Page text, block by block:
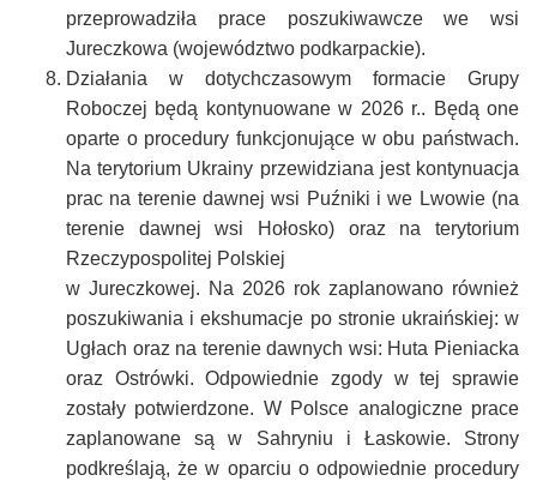
przeprowadziła prace poszukiwawcze we wsi
Jureczkowa (województwo podkarpackie).
Działania w dotychczasowym formacie Grupy
Roboczej będą kontynuowane w 2026 r.. Będą one
oparte o procedury funkcjonujące w obu państwach.
Na terytorium Ukrainy przewidziana jest kontynuacja
prac na terenie dawnej wsi Puźniki i we Lwowie (na
terenie dawnej wsi Hołosko) oraz na terytorium
Rzeczypospolitej Polskiej
w Jureczkowej. Na 2026 rok zaplanowano również
poszukiwania i ekshumacje po stronie ukraińskiej: w
Ugłach oraz na terenie dawnych wsi: Huta Pieniacka
oraz Ostrówki. Odpowiednie zgody w tej sprawie
zostały potwierdzone. W Polsce analogiczne prace
zaplanowane są w Sahryniu i Łaskowie. Strony
podkreślają, że w oparciu o odpowiednie procedury